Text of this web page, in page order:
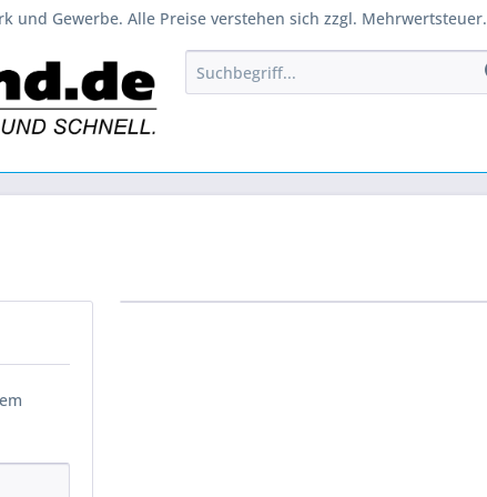
Gewerbe. Alle Preise verstehen sich zzgl. Mehrwertsteuer.